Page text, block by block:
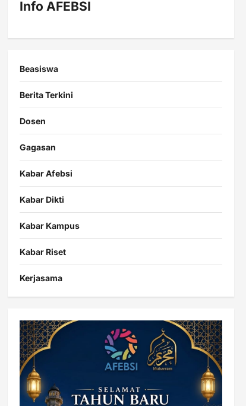
Info AFEBSI
Beasiswa
Berita Terkini
Dosen
Gagasan
Kabar Afebsi
Kabar Dikti
Kabar Kampus
Kabar Riset
Kerjasama